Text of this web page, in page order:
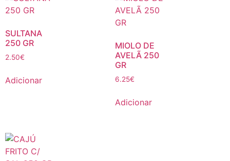
SULTANA
250 GR
2.50€
Adicionar
MIOLO DE
AVELÃ 250
GR
6.25€
Adicionar